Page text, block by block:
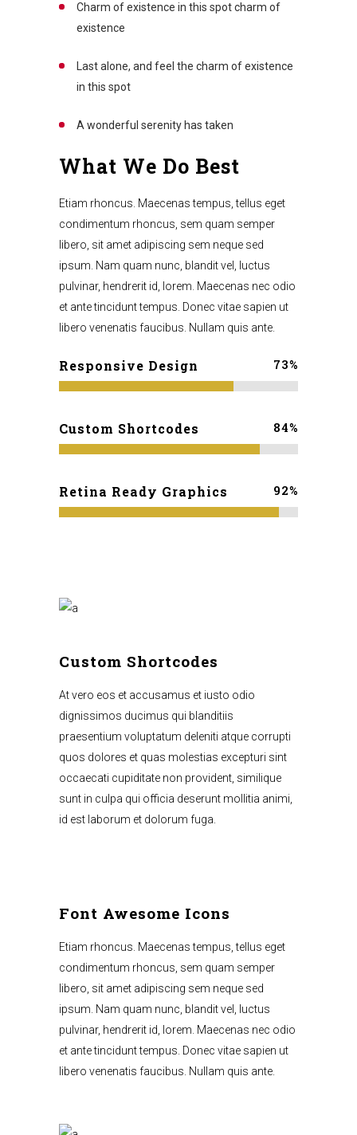
Charm of existence in this spot charm of
existence
Last alone, and feel the charm of existence
in this spot
A wonderful serenity has taken
What We Do Best
Etiam rhoncus. Maecenas tempus, tellus eget
condimentum rhoncus, sem quam semper
libero, sit amet adipiscing sem neque sed
ipsum. Nam quam nunc, blandit vel, luctus
pulvinar, hendrerit id, lorem. Maecenas nec odio
et ante tincidunt tempus. Donec vitae sapien ut
libero venenatis faucibus. Nullam quis ante.
Responsive Design 73%
Custom Shortcodes 84%
Retina Ready Graphics 92%
Custom Shortcodes
At vero eos et accusamus et iusto odio
dignissimos ducimus qui blanditiis
praesentium voluptatum deleniti atque corrupti
quos dolores et quas molestias excepturi sint
occaecati cupiditate non provident, similique
sunt in culpa qui officia deserunt mollitia animi,
id est laborum et dolorum fuga.
Font Awesome Icons
Etiam rhoncus. Maecenas tempus, tellus eget
condimentum rhoncus, sem quam semper
libero, sit amet adipiscing sem neque sed
ipsum. Nam quam nunc, blandit vel, luctus
pulvinar, hendrerit id, lorem. Maecenas nec odio
et ante tincidunt tempus. Donec vitae sapien ut
libero venenatis faucibus. Nullam quis ante.